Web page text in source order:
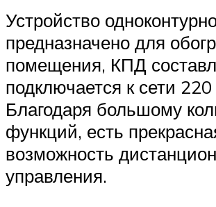
Устройство
предназначено для
помещения, КПД
подключается к сети
Благодаря большому
функций, есть
возможность
управления.